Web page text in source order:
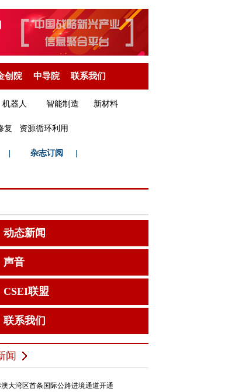
创院 中导院 联系我们
机器人 智能制造 新材料
复 资源循环利用
杂志订阅
动态新闻
声音
CSEI联盟
联系我们
闻
大湾区首条国际公路进境通道开通